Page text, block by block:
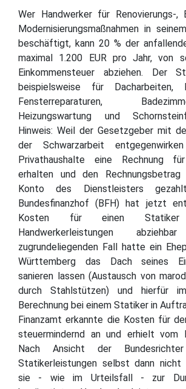
Wer Handwerker für Renovierungs-,
Modernisierungsmaßnahmen in
beschäftigt, kann 20 % der
maximal 1.200 EUR pro Jahr, von
Einkommensteuer abziehen. Der
beispielsweise für Dacharbeiten,
Fensterreparaturen,
Heizungswartung und
Hinweis: Weil der Gesetzgeber mit
der Schwarzarbeit
Privathaushalte eine Rechnung
erhalten und den
Konto des Dienstleisters
Bundesfinanzhof (BFH) hat jetzt
Kosten für einen
Handwerkerleistungen
zugrundeliegenden Fall hatte ein
Württemberg das Dach seines
sanieren lassen (Austausch von
durch Stahlstützen) und hierfür
Berechnung bei einem Statiker in
Finanzamt erkannte die Kosten für
steuermindernd an und erhielt vom
Nach Ansicht der
Statikerleistungen selbst dann nicht
sie - wie im Urteilsfall - zur